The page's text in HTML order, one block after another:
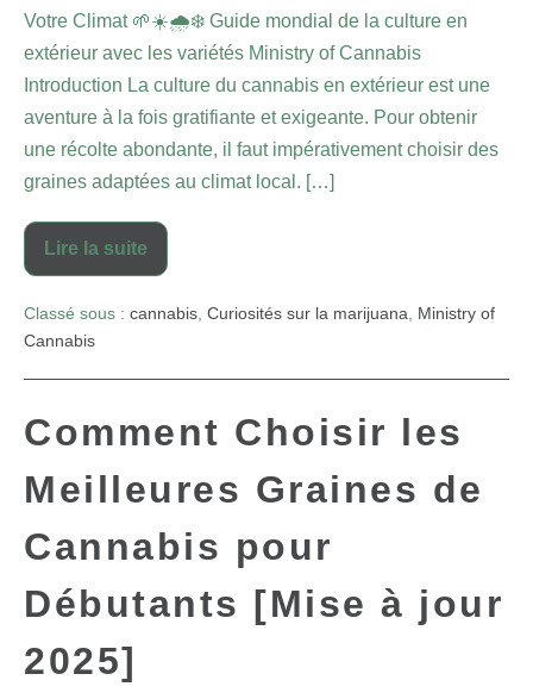
Votre Climat 🌱☀️🌧️❄️ Guide mondial de la culture en
extérieur avec les variétés Ministry of Cannabis
Introduction La culture du cannabis en extérieur est une
aventure à la fois gratifiante et exigeante. Pour obtenir
une récolte abondante, il faut impérativement choisir des
graines adaptées au climat local. […]
Lire la suite
Classé sous : cannabis Curiosités sur la marijuana
Ministry of
Cannabis
Comment Choisir les
Meilleures Graines de
Cannabis pour
Débutants [Mise à jour
2025]